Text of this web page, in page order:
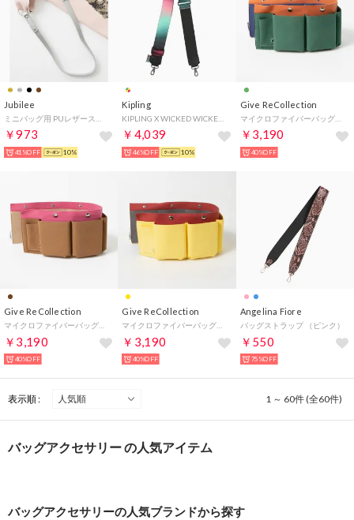
Jubilee
￥973
41%OFF 10%
Kipling
￥4,039
46%OFF 10%
Give ReCollection
マイクロファイバーバッグインバッグ （グリーン）
￥3,190
40%OFF
Give ReCollection
マイクロファイバーバッグインバッグ （キャメル）
￥3,190
40%OFF
Give ReCollection
マイクロファイバーバッグインバッグ （イエロー）
￥3,190
40%OFF
Angelina Fiore
バッグストラップ （ピンク）
￥550
75%OFF
表示順 : 1 ～ 60件 (全60件)
バッグアクセサリー の人気アイテム
バッグアクセサリーの人気ブランドから探す